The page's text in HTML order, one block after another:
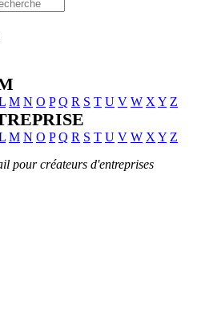
M N O P Q R S T U V W X Y Z
M N O P Q R S T U V W X Y Z